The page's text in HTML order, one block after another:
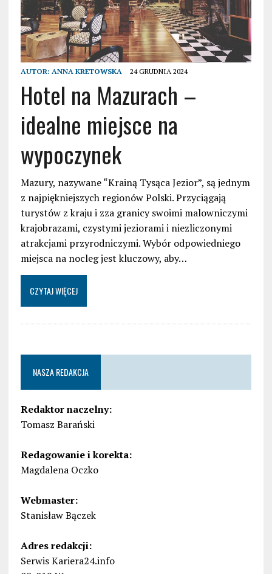
AUTOR: ANNA KRETOWSKA 24 GRUDNIA 2024
Hotel na Mazurach –
idealne miejsce na
wypoczynek
Mazury, nazywane “Krainą Tysąca Jezior”, są jednym
z najpiękniejszych regionów Polski. Przyciągają
turystów z kraju i zza granicy swoimi malowniczymi
krajobrazami, czystymi jeziorami i niezliczonymi
atrakcjami przyrodniczymi. Wybór odpowiedniego
miejsca na nocleg jest kluczowy, aby…
CZYTAJ WIĘCEJ
NASZA REDAKCJA
Redaktor naczelny:
Tomasz Barański
Redagowanie i korekta:
Magdalena Oczko
Webmaster:
Stanisław Bączek
Adres redakcji:
Serwis Kariera24.info